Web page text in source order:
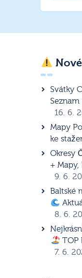
Svátky
16. 6.
Mapy
ke
Okresy
+
9. 6.
Baltské
8. 6.
TOP
7. 6.